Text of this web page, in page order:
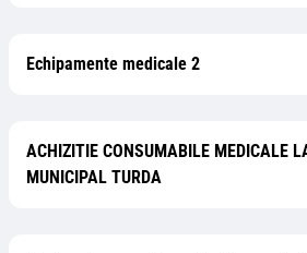
Echipamente medicale 2
ACHIZITIE CONSUMABILE MEDICALE
MUNICIPAL TURDA